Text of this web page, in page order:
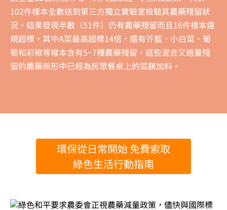
102件樣本全數送到第三方獨立實驗室檢驗其農藥殘留狀
況，結果發現半數（51件）仍有農藥殘留而且16件樣本違
規超標，其中A菜最高超標14倍，還有芥藍、小白菜、葡
萄和彩椒等樣本含有5~7種農藥殘留，這些混合又過量殘
留的農藥無形中已經為民眾餐桌上的菜餚加料。
環保從日常開始 免費索取
綠色生活行動指南